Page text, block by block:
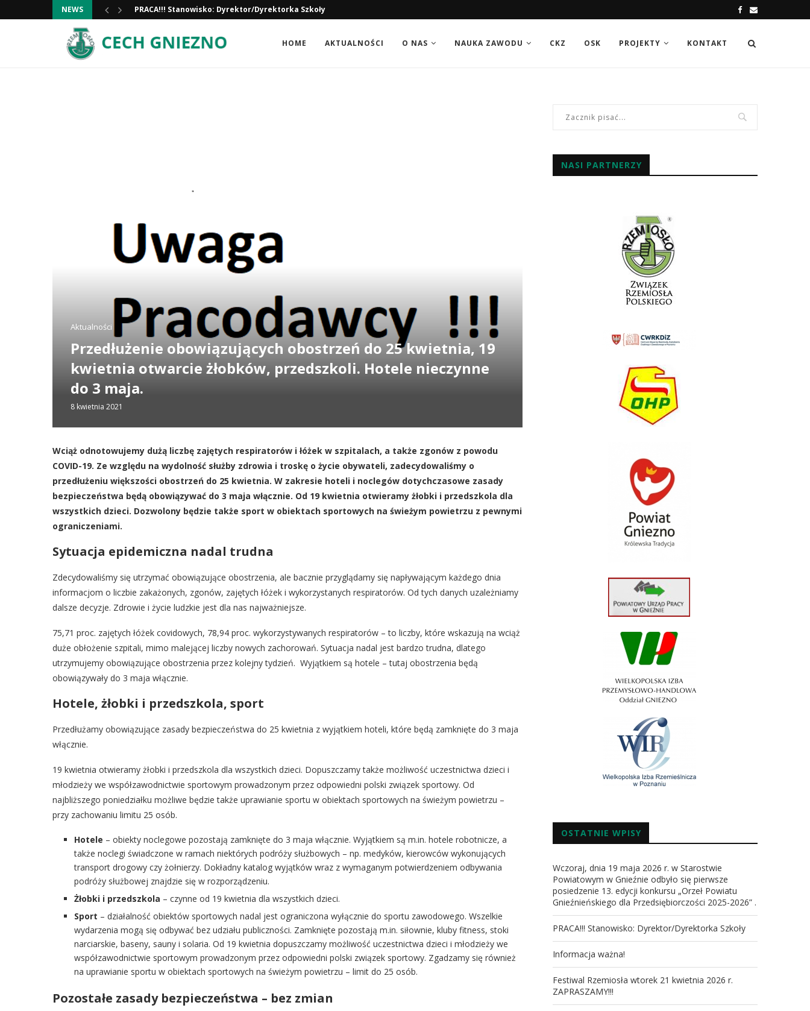
NEWS
Informacja ważna!
HOME AKTUALNOŚCI O NAS NAUKA ZAWODU CKZ OSK PROJEKTY KONTAKT
Aktualności
Przedłużenie obowiązujących obostrzeń do 25 kwietnia, 19
kwietnia otwarcie żłobków, przedszkoli. Hotele nieczynne
do 3 maja.
8 kwietnia 2021
Wciąż odnotowujemy dużą liczbę zajętych respiratorów i łóżek w szpitalach, a także zgonów z powodu
COVID-19. Ze względu na wydolność służby zdrowia i troskę o życie obywateli, zadecydowaliśmy o
przedłużeniu większości obostrzeń do 25 kwietnia. W zakresie hoteli i noclegów dotychczasowe zasady
bezpieczeństwa będą obowiązywać do 3 maja włącznie. Od 19 kwietnia otwieramy żłobki i przedszkola dla
wszystkich dzieci. Dozwolony będzie także sport w obiektach sportowych na świeżym powietrzu z pewnymi
ograniczeniami.
Sytuacja epidemiczna nadal trudna
Zdecydowaliśmy się utrzymać obowiązujące obostrzenia, ale bacznie przyglądamy się napływającym każdego dnia
informacjom o liczbie zakażonych, zgonów, zajętych łóżek i wykorzystanych respiratorów. Od tych danych uzależniamy
dalsze decyzje. Zdrowie i życie ludzkie jest dla nas najważniejsze.
75,71 proc. zajętych łóżek covidowych, 78,94 proc. wykorzystywanych respiratorów – to liczby, które wskazują na wciąż
duże obłożenie szpitali, mimo malejącej liczby nowych zachorowań. Sytuacja nadal jest bardzo trudna, dlatego
utrzymujemy obowiązujące obostrzenia przez kolejny tydzień. Wyjątkiem są hotele – tutaj obostrzenia będą
obowiązywały do 3 maja włącznie.
Hotele, żłobki i przedszkola, sport
Przedłużamy obowiązujące zasady bezpieczeństwa do 25 kwietnia z wyjątkiem hoteli, które będą zamknięte do 3 maja
włącznie.
19 kwietnia otwieramy żłobki i przedszkola dla wszystkich dzieci. Dopuszczamy także możliwość uczestnictwa dzieci i
młodzieży we współzawodnictwie sportowym prowadzonym przez odpowiedni polski związek sportowy. Od
najbliższego poniedziałku możliwe będzie także uprawianie sportu w obiektach sportowych na świeżym powietrzu –
przy zachowaniu limitu 25 osób.
Hotele – obiekty noclegowe pozostają zamknięte do 3 maja włącznie. Wyjątkiem są m.in. hotele robotnicze, a
także noclegi świadczone w ramach niektórych podróży służbowych – np. medyków, kierowców wykonujących
transport drogowy czy żołnierzy. Dokładny katalog wyjątków wraz z wymaganym potwierdzeniem odbywania
podróży służbowej znajdzie się w rozporządzeniu.
Żłobki i przedszkola – czynne od 19 kwietnia dla wszystkich dzieci.
Sport – działalność obiektów sportowych nadal jest ograniczona wyłącznie do sportu zawodowego. Wszelkie
wydarzenia mogą się odbywać bez udziału publiczności. Zamknięte pozostają m.in. siłownie, kluby fitness, stoki
narciarskie, baseny, sauny i solaria. Od 19 kwietnia dopuszczamy możliwość uczestnictwa dzieci i młodzieży we
współzawodnictwie sportowym prowadzonym przez odpowiedni polski związek sportowy. Zgadzamy się również
na uprawianie sportu w obiektach sportowych na świeżym powietrzu – limit do 25 osób.
Pozostałe zasady bezpieczeństwa – bez zmian
NASI PARTNERZY
OSTATNIE WPISY
Wczoraj, dnia 19 maja 2026 r. w Starostwie
Powiatowym w Gnieźnie odbyło się pierwsze
posiedzenie 13. edycji konkursu „Orzeł Powiatu
Gnieźnieńskiego dla Przedsiębiorczości 2025-2026” .
PRACA!!! Stanowisko: Dyrektor/Dyrektorka Szkoły
Informacja ważna!
Festiwal Rzemiosła wtorek 21 kwietnia 2026 r.
ZAPRASZAMY!!!